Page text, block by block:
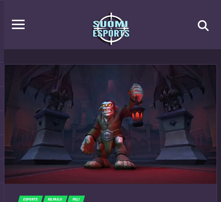
ESPORTS KILPAILU PELI